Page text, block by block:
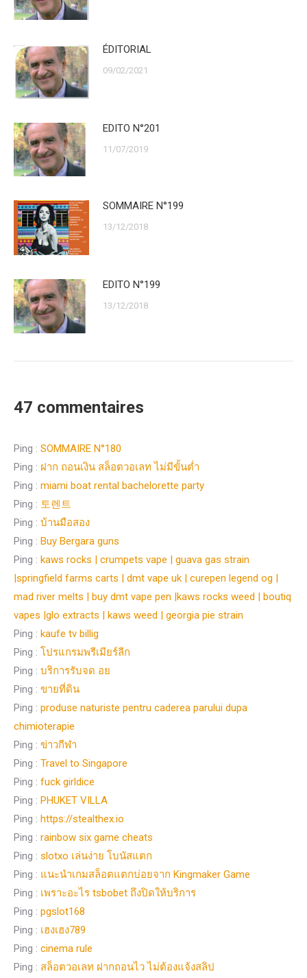
ÉDITORIAL
09/02/2021
EDITO N°201
11/07/2019
SOMMAIRE N°199
13/12/2018
EDITO N°199
13/12/2018
47 commentaires
Ping : SOMMAIRE N°180
Ping : ฝาก ถอนเงิน สล็อตวอเลท ไม่มีขั้นต่ำ
Ping : miami boat rental bachelorette party
Ping : 토렌트
Ping : บ้านมือสอง
Ping : Buy Bergara guns
Ping : kaws rocks | crumpets vape | guava gas strain
|springfield farms carts | dmt vape uk | curepen legend og |
mad river melts | buy dmt vape pen |kaws rocks weed | boutiq
vapes |glo extracts | kaws weed | georgia pie strain
Ping : kaufe tv billig
Ping : โปรแกรมพรีเมียร์ลีก
Ping : บริการรับจด อย
Ping : ขายที่ดิน
Ping : produse naturiste pentru caderea parului dupa
chimioterapie
Ping : ข่าวกีฬา
Ping : Travel to Singapore
Ping : fuck girldice
Ping : PHUKET VILLA
Ping : https://stealthex.io
Ping : rainbow six game cheats
Ping : slotxo เล่นง่าย โบนัสแตก
Ping : แนะนำเกมสล็อตแตกบ่อยจาก Kingmaker Game
Ping : เพราะอะไร tsbobet ถึงปิดให้บริการ
Ping : pgslot168
Ping : เฮงเฮง789
Ping : cinema rule
Ping : สล็อตวอเลท ฝากถอนไว ไม่ต้องแจ้งสลิป